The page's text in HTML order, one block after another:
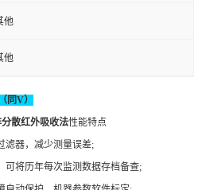
他
他
同V）
散红外吸收法性能特点
器，减少测量误差;
将历年每次监测数据存档备查;